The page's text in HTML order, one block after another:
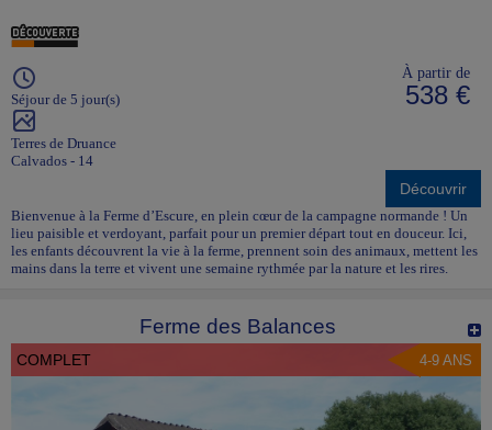
Séjour de 5 jour(s)
Terres de Druance
Calvados - 14
À partir de
538 €
Découvrir
Bienvenue à la Ferme d’Escure, en plein cœur de la campagne normande ! Un
lieu paisible et verdoyant, parfait pour un premier départ tout en douceur. Ici,
les enfants découvrent la vie à la ferme, prennent soin des animaux, mettent les
mains dans la terre et vivent une semaine rythmée par la nature et les rires.
Ferme des Balances
COMPLET 4-9 ANS